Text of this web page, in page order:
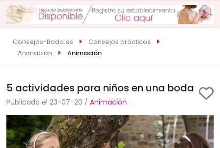
Consejos-Boda.es
Consejos prácticos
Animación
Animación
5 actividades para niños en una boda
Publicado el 23-07-20 /Animación